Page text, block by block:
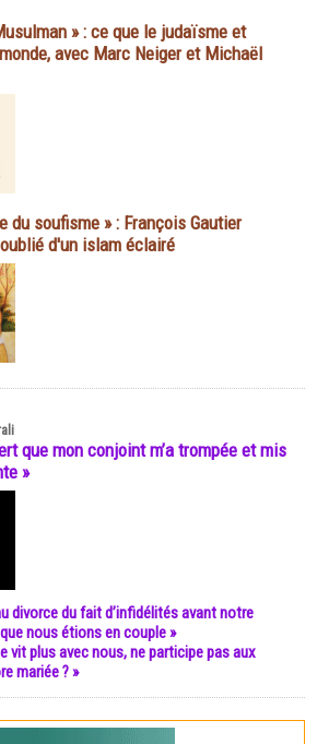
» : ce que le judaïsme et
avec Marc Neiger et Michaël
du soufisme » : François Gautier
d'un islam éclairé
que mon conjoint m’a trompée et mis
»
divorce du fait d’infidélités avant notre
nous étions en couple »
vit plus avec nous, ne participe pas aux
mariée ? »